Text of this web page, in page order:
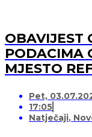
OBAVIJEST
PODACIMA
MJESTO
Pet,
17:05
Natječaji,